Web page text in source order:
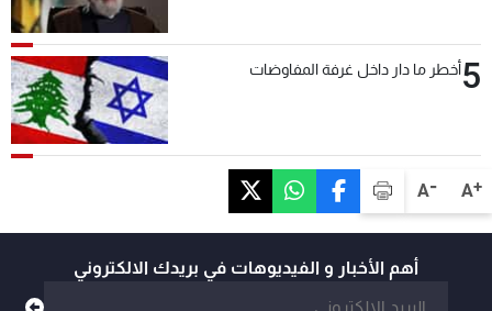
A+
A-
5أخطر ما دار داخل غرفة المفاوضات
أهم الأخبار و الفيديوهات في بريدك الالكتروني